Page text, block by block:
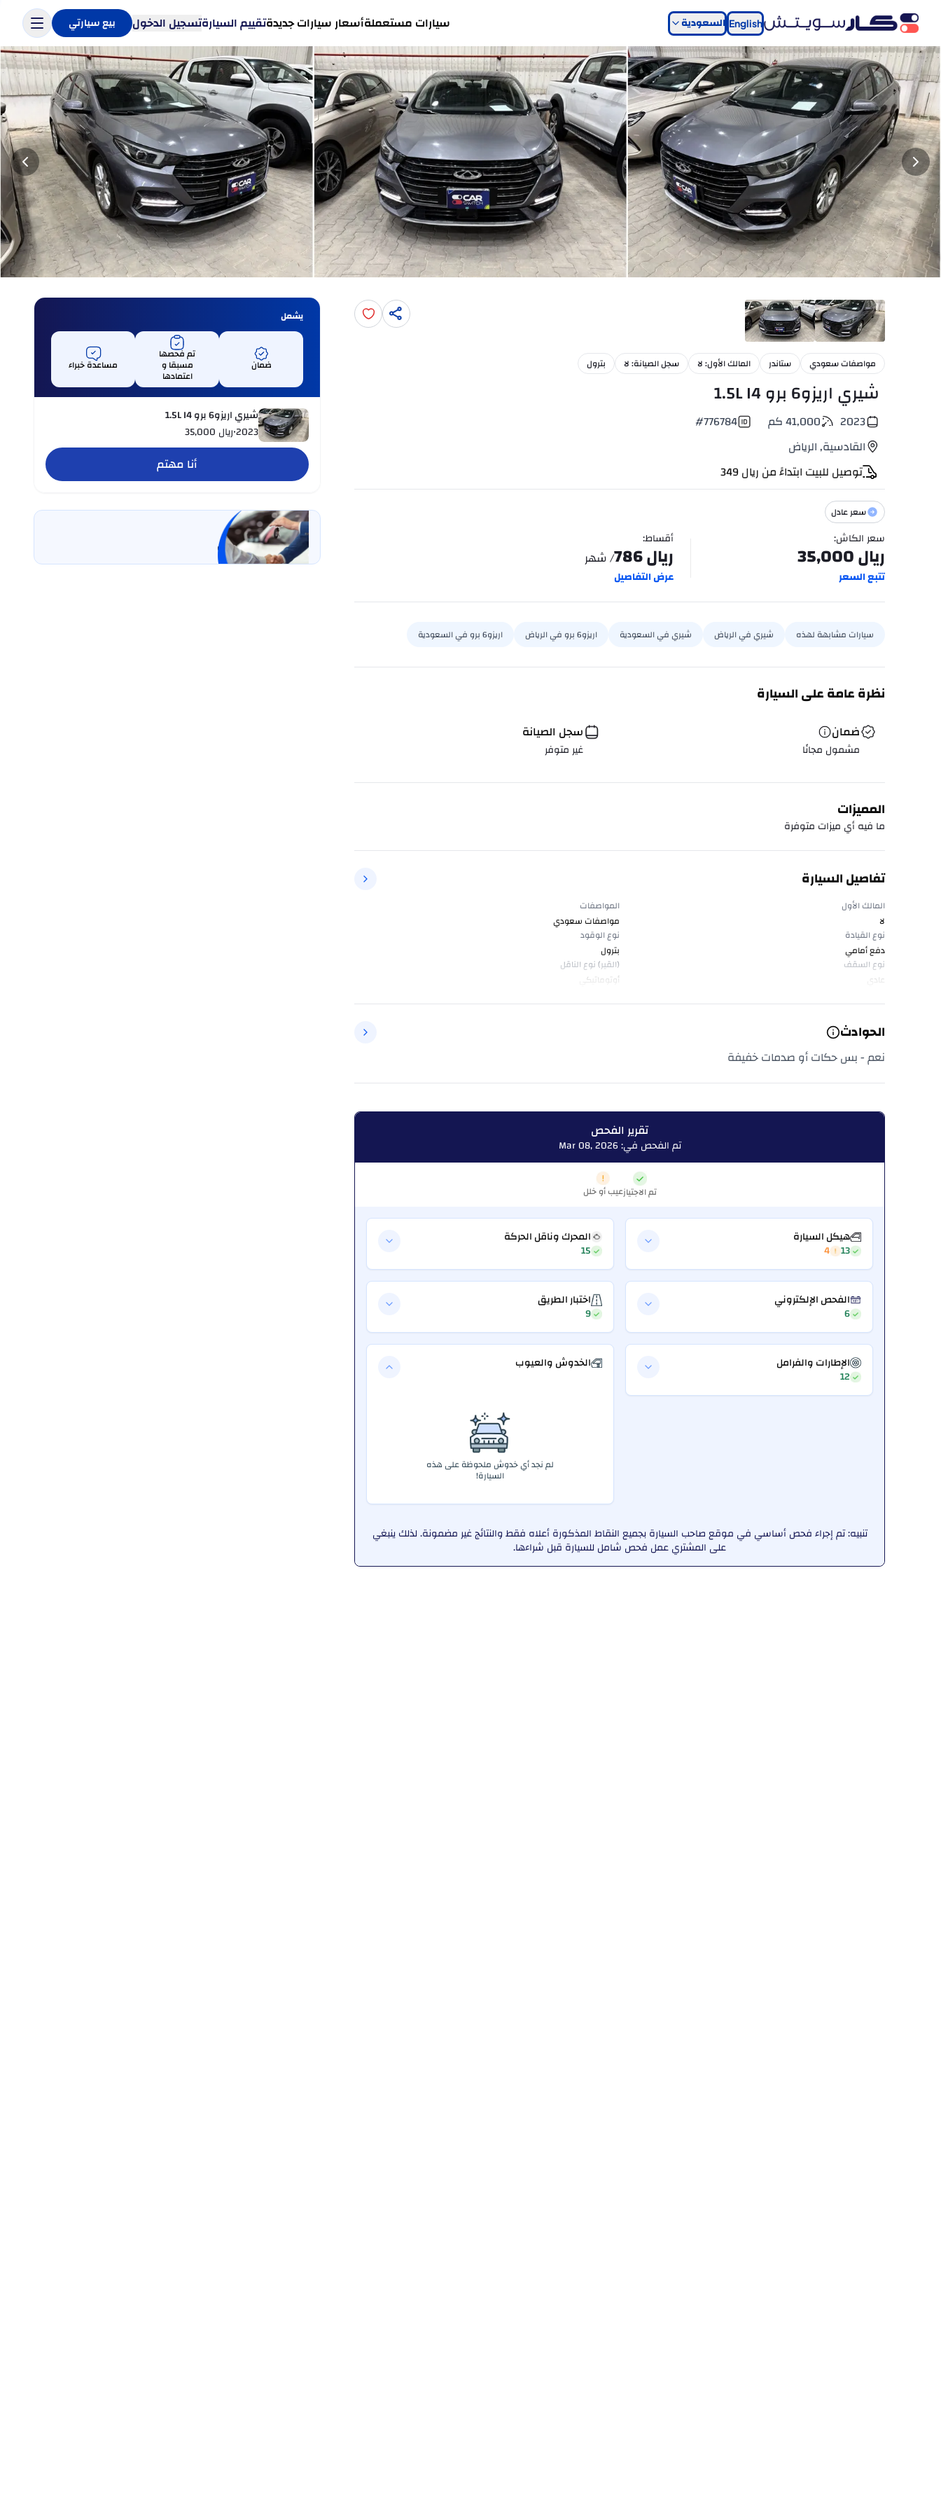
English السعودية سيارات مستعملةأسعار سيارات جديدةتقييم السيارةتسجيل الدخول بيع سيارتي
+
17
مواصفات سعودي ستاندر المالك الأول: لا سجل الصيانة: لا بترول
شيري اريزو6 برو 1.5L I4
2023
41,000كم #776784
القادسية,الرياض
توصيل للبيت ابتداءً من ريال349
سعر عادل
سعر الكاش:
ريال35,000
تتبع السعر
أقساط:
ريال786/ شهر
عرض التفاصيل
سيارات مشابهة لهذه شيري في الرياض شيري في السعودية اريزو6 برو في الرياض اريزو6 برو في السعودية
نظرة عامة على السيارة
ضمان
مشمول مجانًا
سجل الصيانة
غير متوفر
المميزات
ما فيه أي ميزات متوفرة
تفاصيل السيارة
المالك الأول
لا
المواصفات
مواصفات سعودي
نوع القيادة
دفع أمامي
نوع الوقود
بترول
نوع السقف
عادي
(القير) نوع الناقل
أوتوماتيكي
الحوادث
نعم - بس حكات أو صدمات خفيفة
تقرير الفحص
تم الفحص في: Mar 08, 2026
تم الاجتيازعيب أو خلل
هيكل السيارة
13
4
المحرك وناقل الحركة
15
الفحص الإلكتروني
6
اختبار الطريق
9
الإطارات والفرامل
12
الخدوش والعيوب
لم نجد أي خدوش ملحوظة على هذه
السيارة!
تنبيه: تم إجراء فحص أساسي في موقع صاحب السيارة بجميع النقاط المذكورة أعلاه فقط والنتائج غير مضمونة. لذلك ينبغي
على المشتري عمل فحص شامل للسيارة قبل شراءها.
يشمل
ضمان
تم فحصها
مسبقا و
اعتمادها
مساعدة خبراء
شيري اريزو6 برو 1.5L I4
2023
•ريال 35,000
أنا مهتم
بيع سيارتي
خليها على كارسويتش